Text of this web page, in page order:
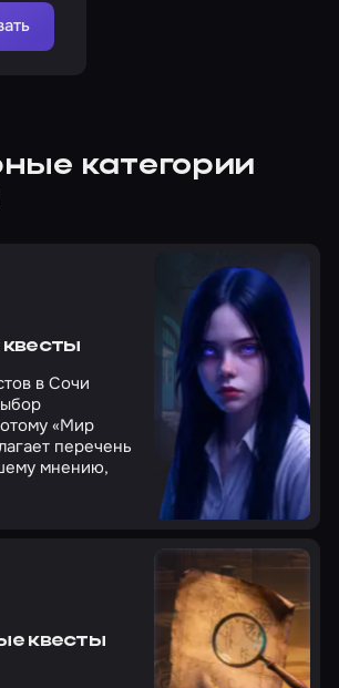
ваши
категории
в Сочи
«Мир
перечень
мнению,
квесты